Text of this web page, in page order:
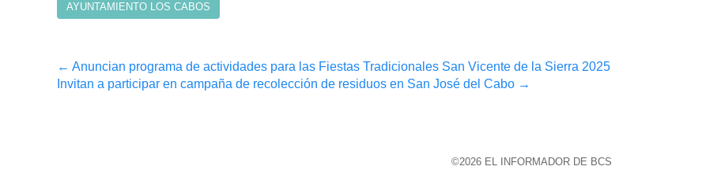
AYUNTAMIENTO LOS CABOS
Post
navigation
← Anuncian programa de actividades para las Fiestas Tradicionales San Vicente de la Sierra 2025
Invitan a participar en campaña de recolección de residuos en San José del Cabo →
©2026 EL INFORMADOR DE BCS